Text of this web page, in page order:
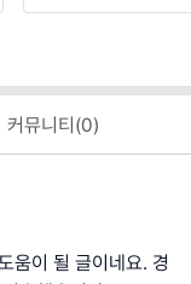
커뮤니티(0)
움이 될 글이네요. 경